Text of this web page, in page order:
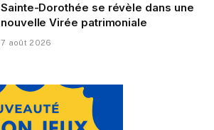
Sainte-Dorothée se révèle dans une
nouvelle Virée patrimoniale
7 août 2026